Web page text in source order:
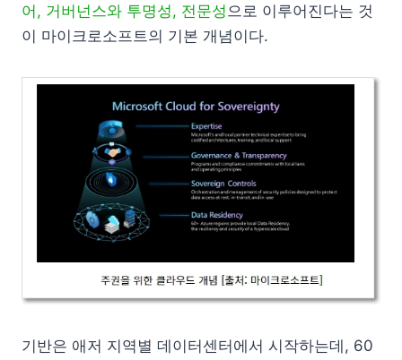
어, 거버넌스와 투명성, 전문성으로 이루어진다는 것
이 마이크로소프트의 기본 개념이다.
기반은 애저 지역별 데이터센터에서 시작하는데, 60